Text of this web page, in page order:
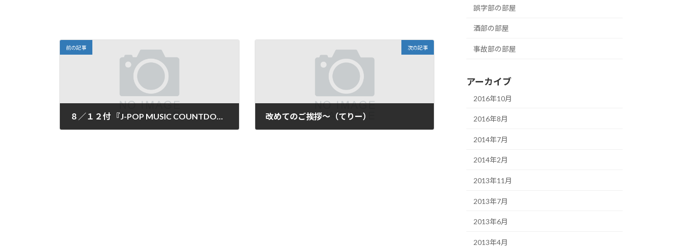
前の記事 次の記事
改めてのご挨拶～（てりー）
誤字部の部屋
酒部の部屋
事故部の部屋
アーカイブ
2016年10月
2016年8月
2014年7月
2014年2月
2013年11月
2013年7月
2013年6月
2013年4月